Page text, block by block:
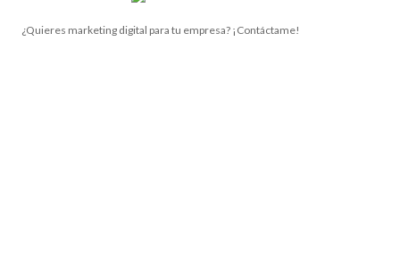
¿Quieres marketing digital para tu empresa? ¡Contáctame!